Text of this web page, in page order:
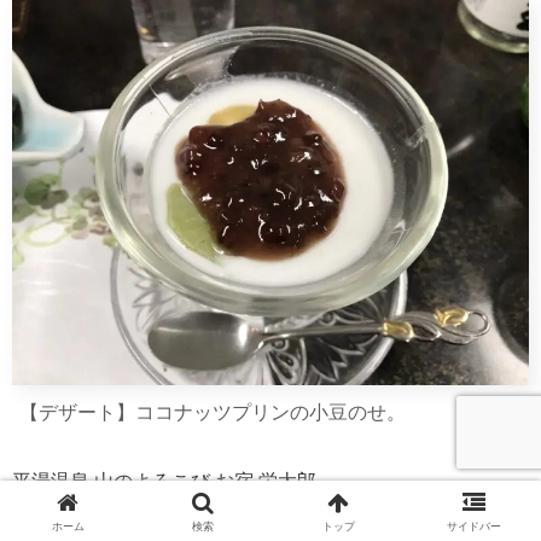
【デザート】ココナッツプリンの小豆のせ。
平湯温泉 山のよろこび お宿 栄太郎
場所 〒506-1433 岐阜県高山市奥飛騨温泉郷平湯６４９
ホーム 検索 トップ サイドバー